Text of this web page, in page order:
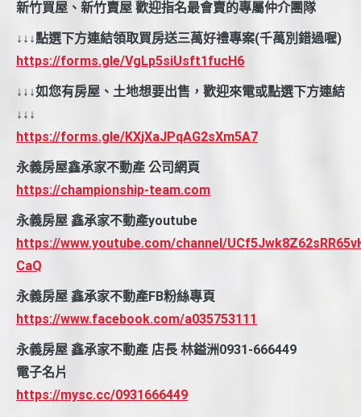
新竹買屋、新竹賣屋 歡迎指名最會賣的專屬仲介團隊
↓↓↓點選下方連結領取買房送三萬好禮專案(千萬別錯過喔)
https://forms.gle/VgLp5siUsft1fucH6
↓↓↓如您有房屋、土地想要出售，歡迎來電或點選下方連結
↓↓↓
https://forms.gle/KXjXaJPqAG2sXm5A7
永義房屋鑫承家不動產 公司網頁
https://championship-team.com
永義房屋 鑫承家不動產youtube
https://www.youtube.com/channel/
CaQ
永義房屋 鑫承家不動產FB粉絲專頁
https://www.facebook.com/a035753111
永義房屋 鑫承家不動產 店長 林鎰洲0931-666449
電子名片
https://mysc.cc/0931666449